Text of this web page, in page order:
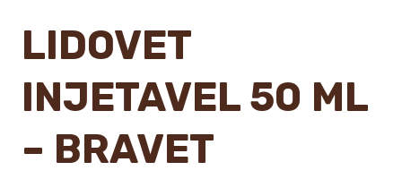
LIDOVET
INJETAVEL 50 ML
– BRAVET